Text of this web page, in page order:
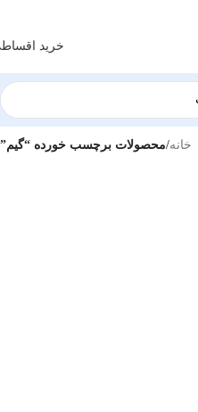
خرید
خانه/محصولات برچسب خورده “گیم”